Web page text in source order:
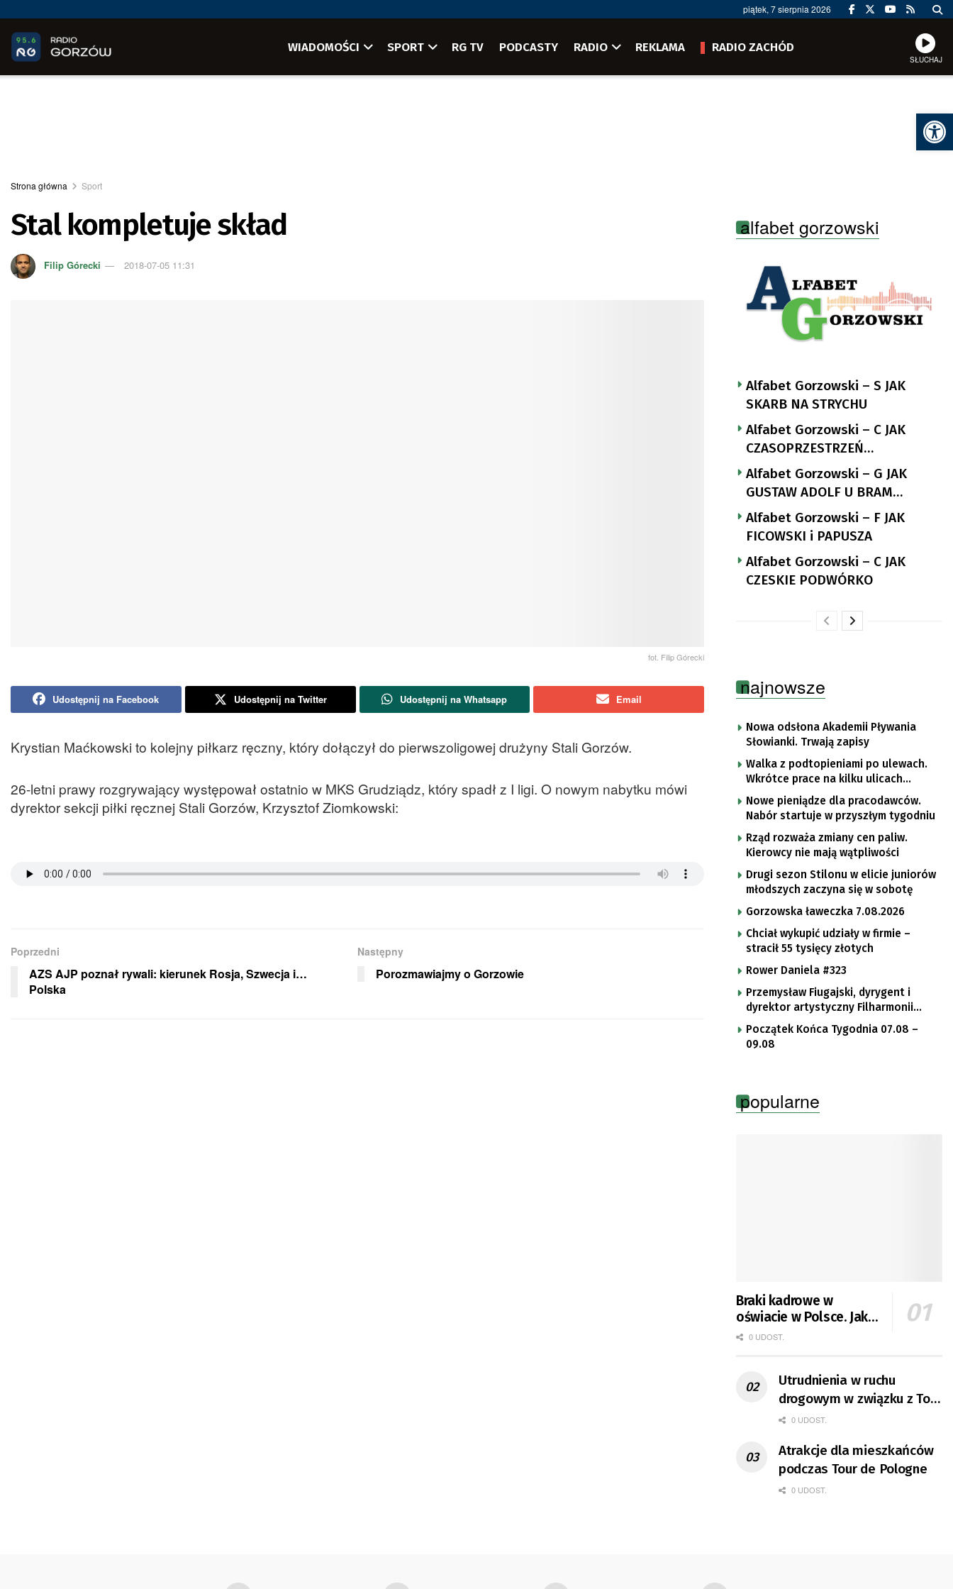
piątek, 7 sierpnia 2026
WIADOMOŚCI SPORT RG TV PODCASTY RADIO REKLAMA RADIO ZACHÓD
SŁUCHAJ
Strona główna Sport
Stal kompletuje skład
Filip Górecki 2018-07-05 11:31
fot. Filip Górecki
Udostępnij na Facebook Udostępnij na Twitter Udostępnij na Whatsapp Email
Krystian Maćkowski to kolejny piłkarz ręczny, który dołączył do pierwszoligowej drużyny Stali Gorzów.
26-letni prawy rozgrywający występował ostatnio w MKS Grudziądz, który spadł z I ligi. O nowym nabytku mówi
dyrektor sekcji piłki ręcznej Stali Gorzów, Krzysztof Ziomkowski:
Poprzedni
AZS AJP poznał rywali: kierunek Rosja, Szwecja i…
Polska
Następny
Porozmawiajmy o Gorzowie
alfabet gorzowski
Alfabet Gorzowski – S JAK
SKARB NA STRYCHU
Alfabet Gorzowski – C JAK
CZASOPRZESTRZEŃ
NUTTGENSA
Alfabet Gorzowski – G JAK
GUSTAW ADOLF U BRAM
LANDSBERGA
Alfabet Gorzowski – F JAK
FICOWSKI i PAPUSZA
Alfabet Gorzowski – C JAK
CZESKIE PODWÓRKO
najnowsze
Nowa odsłona Akademii Pływania
Słowianki. Trwają zapisy
Walka z podtopieniami po ulewach.
Wkrótce prace na kilku ulicach
Gorzowa
Nowe pieniądze dla pracodawców.
Nabór startuje w przyszłym tygodniu
Rząd rozważa zmiany cen paliw.
Kierowcy nie mają wątpliwości
Drugi sezon Stilonu w elicie juniorów
młodszych zaczyna się w sobotę
Gorzowska ławeczka 7.08.2026
Chciał wykupić udziały w firmie –
stracił 55 tysięcy złotych
Rower Daniela #323
Przemysław Fiugajski, dyrygent i
dyrektor artystyczny Filharmonii
Gorzowskiej
Początek Końca Tygodnia 07.08 –
09.08
popularne
Braki kadrowe w
oświacie w Polsce. Jak
jest w Gorzowie?
0 UDOST.
Utrudnienia w ruchu
drogowym w związku z Tour
de Pologne
0 UDOST.
Atrakcje dla mieszkańców
podczas Tour de Pologne
0 UDOST.